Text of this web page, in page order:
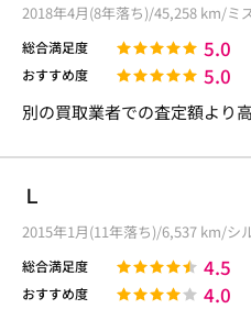
2018年4月(8年落ち)/45,258 km/ミ
総合満足度 5.0
おすすめ度 5.0
別の買取業者での査定額より
Ｌ
2015年1月(11年落ち)/6,537 km/シ
総合満足度 4.5
おすすめ度 4.0